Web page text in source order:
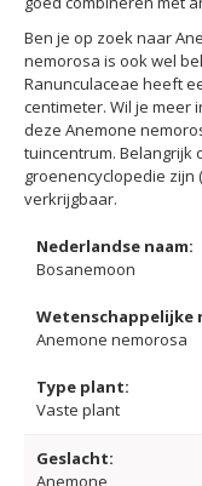
Ben je op zoek naar
nemorosa is ook wel
Ranunculaceae heeft
centimeter. Wil je
deze Anemone
tuincentrum. Belangrijk
groenencyclopedie zijn
verkrijgbaar.
Nederlandse naam:
Bosanemoon
Wetenschappelijke
Anemone nemorosa
Type plant:
Vaste plant
Geslacht:
Anemone